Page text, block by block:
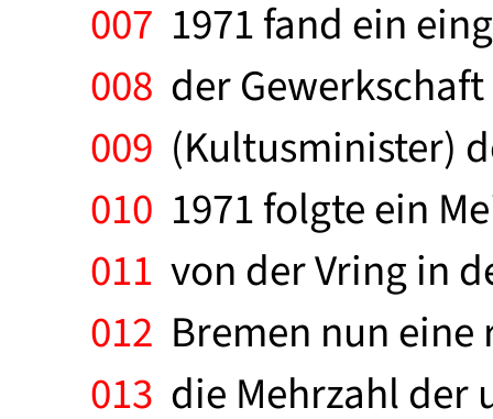
007 1971 fand ein
008 der
009 (Kultusminister)
010 1971 folgte ein
011 von der Vring in
012 Bremen nun
013 die Mehrzahl der